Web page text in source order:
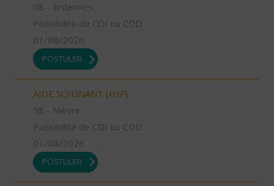
08 - Ardennes
Possibilité de CDI ou CDD
01/08/2026
POSTULER
AIDE SOIGNANT (H/F)
58 - Nièvre
Possibilité de CDI ou CDD
01/08/2026
POSTULER